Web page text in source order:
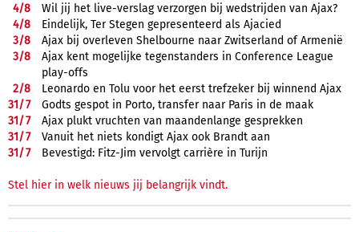
4/8
Wil jij het live-verslag verzorgen bij wedstrijden van Ajax?
4/8
Eindelijk, Ter Stegen gepresenteerd als Ajacied
3/8
Ajax bij overleven Shelbourne naar Zwitserland of Armenië
3/8
Ajax kent mogelijke tegenstanders in Conference League
play-offs
2/8
Leonardo en Tolu voor het eerst trefzeker bij winnend Ajax
31/7
Godts gespot in Porto, transfer naar Paris in de maak
31/7
Ajax plukt vruchten van maandenlange gesprekken
31/7
Vanuit het niets kondigt Ajax ook Brandt aan
31/7 Bevestigd: Fitz-Jim vervolgt carrière in Turijn
Stel hier in welk nieuws jij belangrijk vindt.